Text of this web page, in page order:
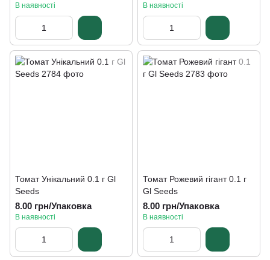
В наявності В наявності
Томат Унікальний 0.1 г Gl
Seeds
8.00 грн/Упаковка
В наявності
Томат Рожевий гігант 0.1 г
Gl Seeds
8.00 грн/Упаковка
В наявності